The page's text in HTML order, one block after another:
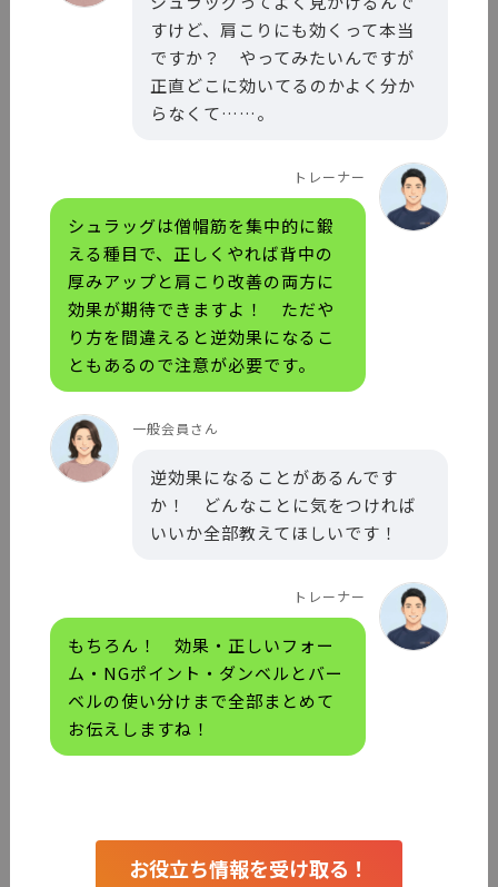
すけど、肩こりにも効くって本当
ですか？ やってみたいんですが
正直どこに効いてるのかよく分か
らなくて……。
トレーナー
シュラッグは僧帽筋を集中的に鍛
える種目で、正しくやれば背中の
厚みアップと肩こり改善の両方に
効果が期待できますよ！ ただや
り方を間違えると逆効果になるこ
ともあるので注意が必要です。
一般会員さん
逆効果になることがあるんです
か！ どんなことに気をつければ
いいか全部教えてほしいです！
トレーナー
もちろん！ 効果・正しいフォー
ム・NGポイント・ダンベルとバー
ベルの使い分けまで全部まとめて
お伝えしますね！
お役立ち情報を受け取る！